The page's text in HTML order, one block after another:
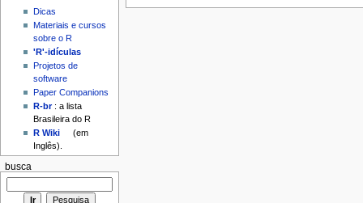
Dicas
Materiais e cursos
sobre o R
'R'-idículas
Projetos de
software
Paper Companions
R-br: a lista
Brasileira do R
R Wiki
(em
Inglês).
busca